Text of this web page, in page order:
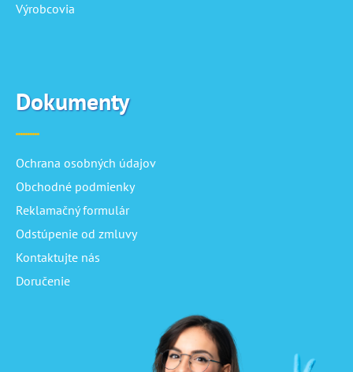
Výrobcovia
Dokumenty
Ochrana osobných údajov
Obchodné podmienky
Reklamačný formulár
Odstúpenie od zmluvy
Kontaktujte nás
Doručenie